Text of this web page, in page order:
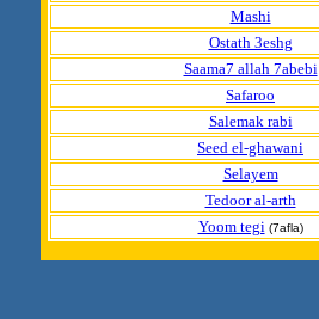
Mashi
Ostath 3eshg
Saama7 allah 7abebi
Safaroo
Salemak rabi
Seed el-ghawani
Selayem
Tedoor al-arth
Yoom tegi (7afla)